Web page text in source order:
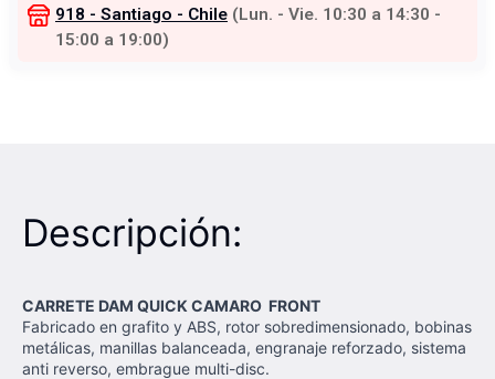
918 - Santiago - Chile (Lun. - Vie. 10:30 a 14:30 -
15:00 a 19:00)
Descripción:
CARRETE DAM QUICK CAMARO FRONT
Fabricado en grafito y ABS, rotor sobredimensionado, bobinas
metálicas, manillas balanceada, engranaje reforzado, sistema
anti reverso, embrague multi-disc.